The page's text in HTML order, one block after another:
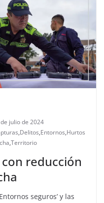
julio de 2024
,Delitos,Entornos,Hurtos
,Territorio
reducción
seguros’ y las